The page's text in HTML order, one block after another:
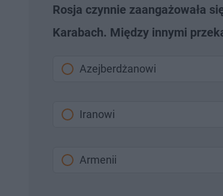
Rosja czynnie zaangażowała
Karabach. Między innymi
Azejberdżanowi
Iranowi
Armenii